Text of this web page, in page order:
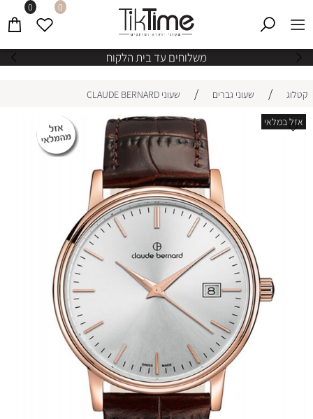
משלוחים עד בית הלקוח
0 0
קטלוג / שעוני גברים / שעוני CLAUDE BERNARD
אזל במלאי